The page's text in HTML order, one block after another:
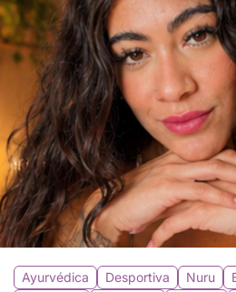
Ayurvédica Desportiva Nuru